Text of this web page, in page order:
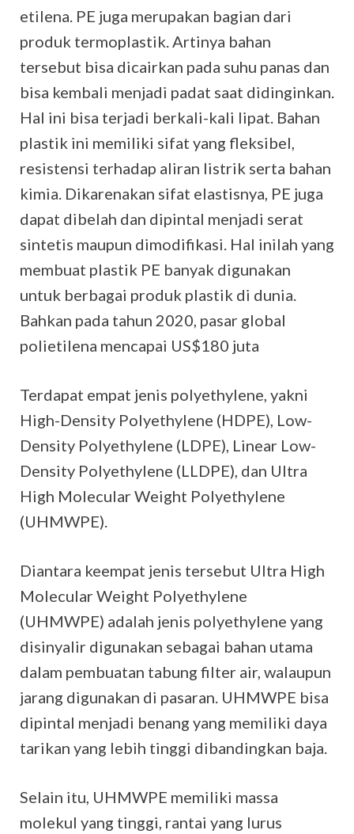
etilena. PE juga merupakan bagian dari
produk termoplastik. Artinya bahan
tersebut bisa dicairkan pada suhu panas dan
bisa kembali menjadi padat saat didinginkan.
Hal ini bisa terjadi berkali-kali lipat. Bahan
plastik ini memiliki sifat yang fleksibel,
resistensi terhadap aliran listrik serta bahan
kimia. Dikarenakan sifat elastisnya, PE juga
dapat dibelah dan dipintal menjadi serat
sintetis maupun dimodifikasi. Hal inilah yang
membuat plastik PE banyak digunakan
untuk berbagai produk plastik di dunia.
Bahkan pada tahun 2020, pasar global
polietilena mencapai US$180 juta
Terdapat empat jenis polyethylene, yakni
High-Density Polyethylene (HDPE), Low-
Density Polyethylene (LDPE), Linear Low-
Density Polyethylene (LLDPE), dan Ultra
High Molecular Weight Polyethylene
(UHMWPE).
Diantara keempat jenis tersebut Ultra High
Molecular Weight Polyethylene
(UHMWPE) adalah jenis polyethylene yang
disinyalir digunakan sebagai bahan utama
dalam pembuatan tabung filter air, walaupun
jarang digunakan di pasaran. UHMWPE bisa
dipintal menjadi benang yang memiliki daya
tarikan yang lebih tinggi dibandingkan baja.
Selain itu, UHMWPE memiliki massa
molekul yang tinggi, rantai yang lurus